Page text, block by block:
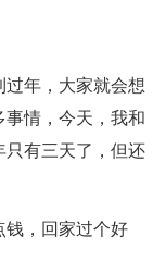
年，大家就会想
情，今天，我和
只有三天了，但还
钱，回家过个好